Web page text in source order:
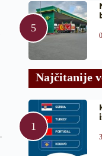
Najčitanije